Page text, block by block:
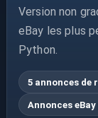
Version non
eBay les plus
Python.
5 annonces de
Annonces